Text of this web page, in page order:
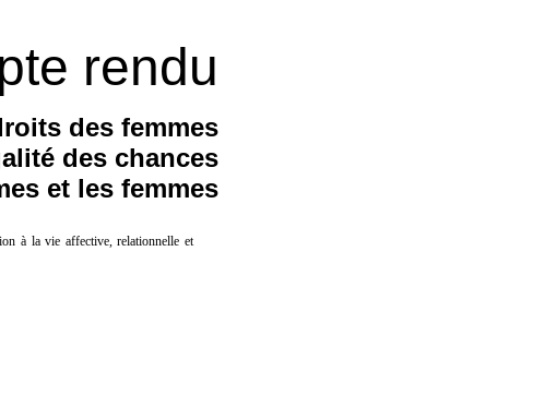
rendu
des femmes
des chances
et les femmes
à la vie affective, relationnelle et